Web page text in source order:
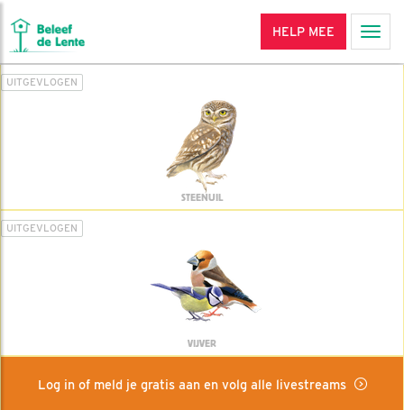
HELP MEE
UITGEVLOGEN
STEENUIL
UITGEVLOGEN
VIJVER
Log in of meld je gratis aan en volg alle livestreams